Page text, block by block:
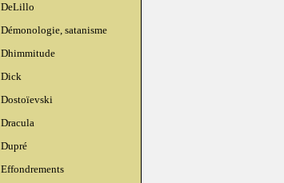
DeLillo
Démonologie, satanisme
Dhimmitude
Dick
Dostoïevski
Dracula
Dupré
Effondrements